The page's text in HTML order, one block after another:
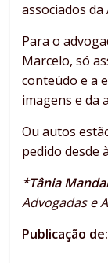
associados
Para o
Marcelo, só
conteúdo e a
imagens e da
Ou autos
pedido desde
*Tânia
Advogadas e
Publicação